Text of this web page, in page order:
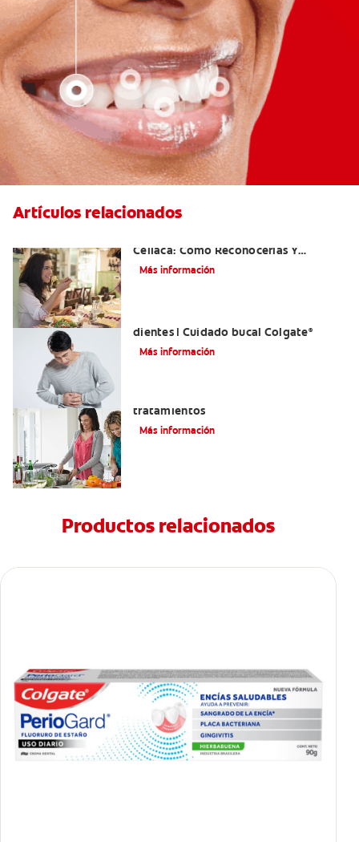
Artículos relacionados
Celíaca: Cómo Reconocerlas Y
Tratarlas
Más información
dientes | Cuidado bucal Colgate®
Más información
tratamientos
Más información
Productos relacionados